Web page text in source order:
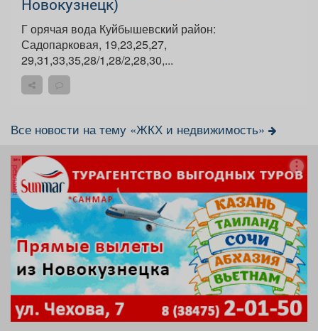
Новокузнецк)
Г орячая вода Куйбышевский район:
Садопарковая, 19,23,25,27,
29,31,33,35,28/1,28/2,28,30,...
Все новости на тему «ЖКХ и недвижимость»
реклама